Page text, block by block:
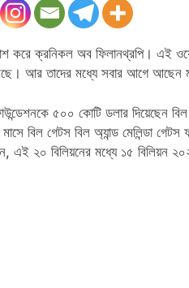
করে ক্রনিকল অব ফিলানথ্রপি। এই
আর তাদের মধ্যে সবার আগে আছেন
৫০০ কোটি ডলার দিয়েছেন
বিল গেটস বিল অ্যান্ড মেলিন্ডা
এই ২০ বিলিয়নের মধ্যে ১৫ বিলিয়ন